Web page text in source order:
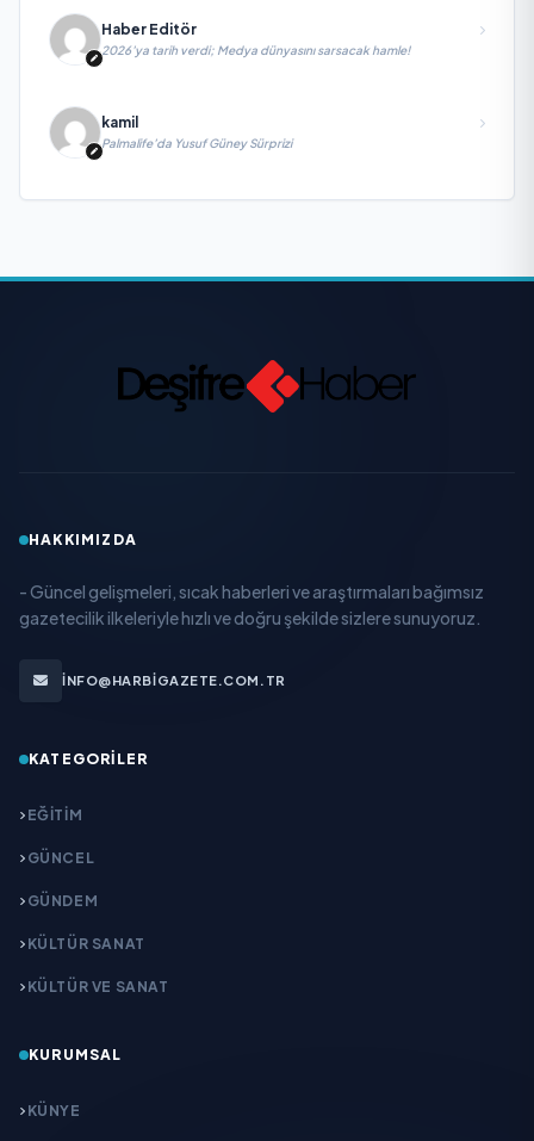
Haber Editör
2026’ya tarih verdi; Medya dünyasını sarsacak hamle!
kamil
Palmalife’da Yusuf Güney Sürprizi
HAKKIMIZDA
- Güncel gelişmeleri, sıcak haberleri ve araştırmaları bağımsız
gazetecilik ilkeleriyle hızlı ve doğru şekilde sizlere sunuyoruz.
INFO@HARBIGAZETE.COM.TR
KATEGORILER
EĞITIM
GÜNCEL
GÜNDEM
KÜLTÜR SANAT
KÜLTÜR VE SANAT
KURUMSAL
KÜNYE